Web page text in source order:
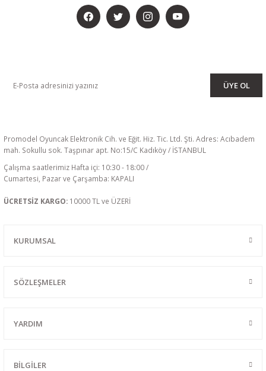
ÜYE OL
Promodel Oyuncak Elektronik Cih. ve Eğit. Hiz. Tic. Ltd. Şti. Adres: Acıbadem
mah. Sokullu sok. Taşpınar apt. No:15/C Kadıköy / İSTANBUL
Çalışma saatlerimiz Hafta içi: 10:30 - 18:00 /
Cumartesi, Pazar ve Çarşamba: KAPALI
ÜCRETSİZ KARGO: 10000 TL ve ÜZERİ
KURUMSAL
SÖZLEŞMELER
YARDIM
BİLGİLER